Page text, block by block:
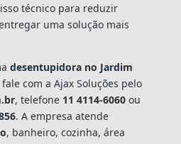
técnico para reduzir
uma solução mais
desentupidora no Jardim
com a Ajax Soluções pelo
, telefone 11 4114-6060ou
. A empresa atende
, banheiro, cozinha, área